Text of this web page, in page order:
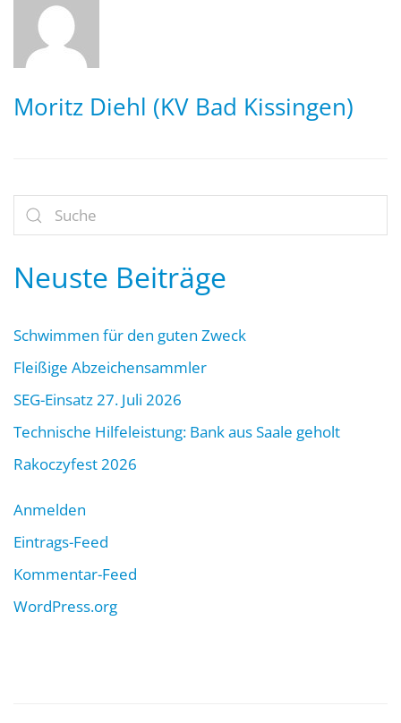
Moritz Diehl (KV Bad Kissingen)
Neuste Beiträge
Schwimmen für den guten Zweck
Fleißige Abzeichensammler
SEG-Einsatz 27. Juli 2026
Technische Hilfeleistung: Bank aus Saale geholt
Rakoczyfest 2026
Anmelden
Eintrags-Feed
Kommentar-Feed
WordPress.org